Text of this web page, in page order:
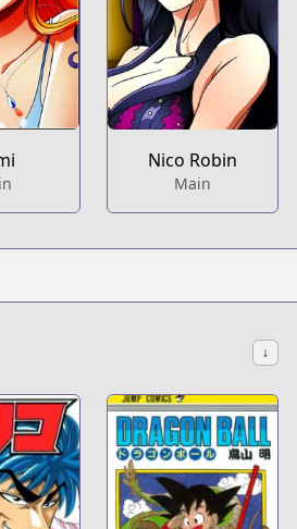
Nico Robin
Main
↓